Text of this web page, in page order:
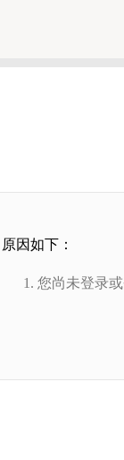
原因如下：
您尚未登录